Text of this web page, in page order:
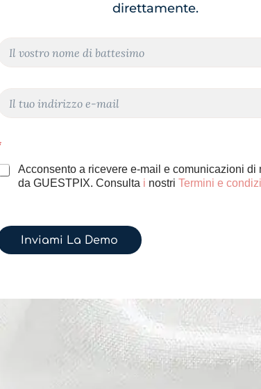
direttamente.
m
Acconsento a ricevere e-mail e comunicazioni di
da GUESTPIX. Consulta i nostri Termini e
Inviami La Demo